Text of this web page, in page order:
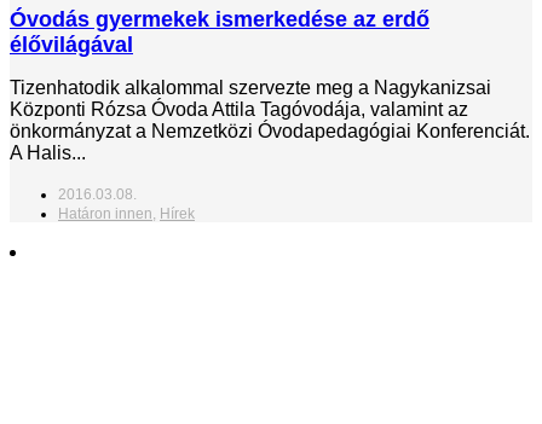
Óvodás gyermekek ismerkedése az erdő
élővilágával
Tizenhatodik alkalommal szervezte meg a Nagykanizsai
Központi Rózsa Óvoda Attila Tagóvodája, valamint az
önkormányzat a Nemzetközi Óvodapedagógiai Konferenciát.
A Halis...
2016.03.08.
Határon innen Hírek